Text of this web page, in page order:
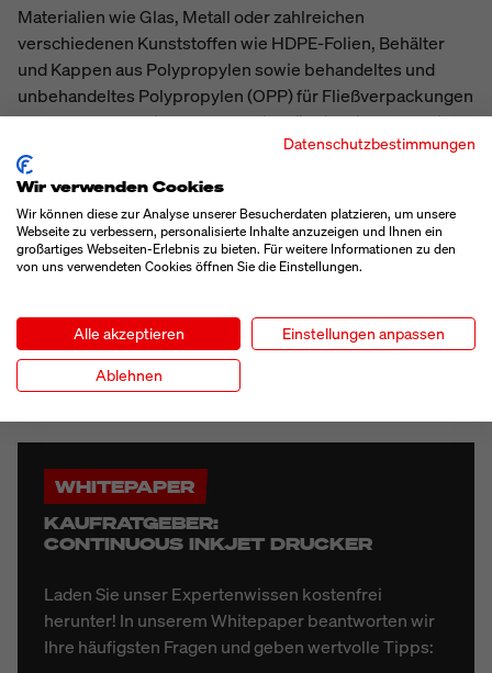
Materialien wie Glas, Metall oder zahlreichen
verschiedenen Kunststoffen wie HDPE-Folien, Behälter
und Kappen aus Polypropylen sowie behandeltes und
unbehandeltes Polypropylen (OPP) für Fließverpackungen
und Stehbeutel. Sie wurde speziell für die leistungsfähige
Druckerserie Linx 8900 entwickelt, die seit 2016
erfolgreich auf dem Markt ist. Auch bei dieser Tinte und
garantiert.
JETZT ÜBER DIE LINX-TINTEN
INFORMIEREN!
WHITEPAPER
KAUFRATGEBER:
CONTINUOUS INKJET DRUCKER
Laden Sie unser Expertenwissen kostenfrei
herunter! In unserem Whitepaper beantworten wir
Ihre häufigsten Fragen und geben wertvolle Tipps:
Datenschutzbestimmungen
Wir verwenden Cookies
Wir können diese zur Analyse unserer Besucherdaten platzieren, um unsere
Webseite zu verbessern, personalisierte Inhalte anzuzeigen und Ihnen ein
großartiges Webseiten-Erlebnis zu bieten. Für weitere Informationen zu den
von uns verwendeten Cookies öffnen Sie die Einstellungen.
Alle akzeptieren Einstellungen anpassen
Ablehnen